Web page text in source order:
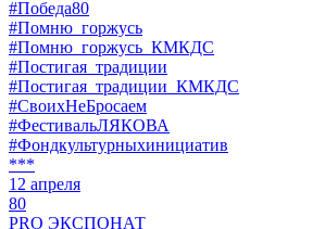
#Победа80
#Помню_горжусь
#Помню_горжусь_КМКДС
#Постигая_традиции
#Постигая_традиции_КМКДС
#СвоихНеБросаем
#ФестивальЛЯКОВА
#Фондкультурныхинициатив
***
12 апреля
80
PRO ЭКСПОНАТ